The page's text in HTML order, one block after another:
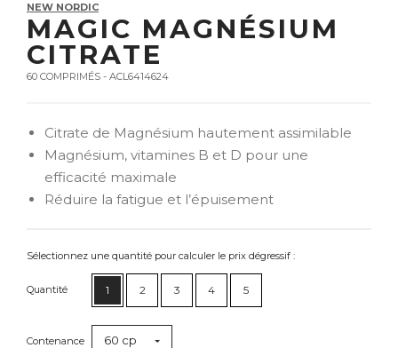
NEW NORDIC
MAGIC MAGNÉSIUM
CITRATE
60 COMPRIMÉS - ACL6414624
Citrate de Magnésium hautement assimilable
Magnésium, vitamines B et D pour une
efficacité maximale
Réduire la fatigue et l’épuisement
Sélectionnez une quantité pour calculer le prix dégressif :
Quantité 1 2 3 4 5
Contenance 60 cp